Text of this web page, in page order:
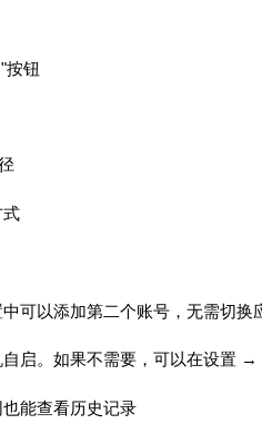
按钮
式
可以添加第二个账号，无需切换
自启。如果不需要，可以在设置
能查看历史记录